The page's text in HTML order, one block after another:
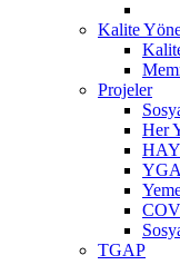
Kalite
Projeler
Her
TGAP